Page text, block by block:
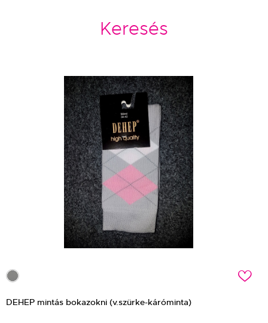
Keresés
c
DEHEP mintás bokazokni (v.szürke-káróminta)